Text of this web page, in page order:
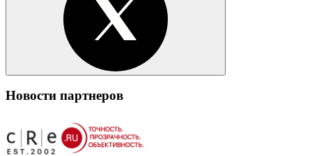
Новости партнеров